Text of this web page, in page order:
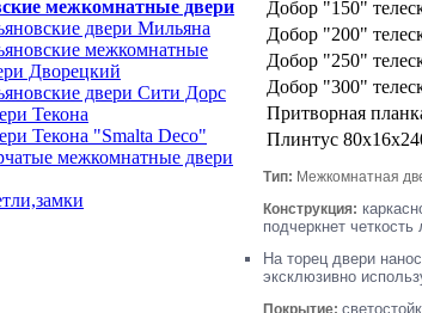
межкомнатные двери
двери Мильяна
межкомнатные
Дворецкий
двери Сити Дорс
Текона
Текона "Smalta Deco"
межкомнатные двери
Добор "150"
Добор "200"
Добор "250"
Добор "300"
Притворная
Плинтус
Тип: Межкомнатная
Конструкция:
подчеркнет четкость
На торец двери
эксклюзивно
Покрытие: